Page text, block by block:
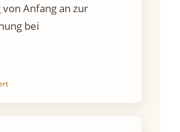
Anfang an zur
bei